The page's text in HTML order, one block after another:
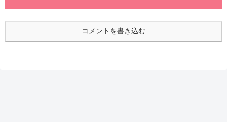
コメントを書き込む